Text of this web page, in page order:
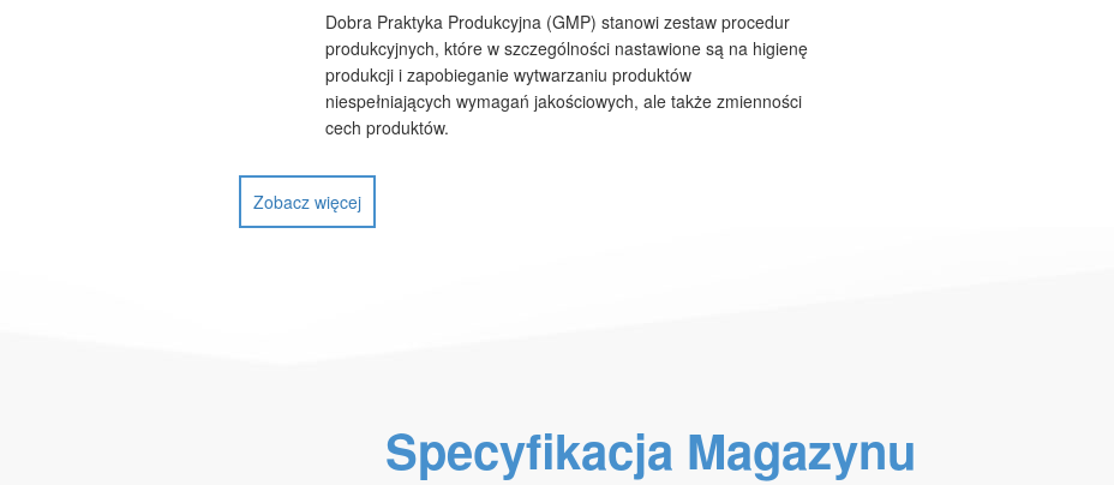
Dobra Praktyka Produkcyjna (GMP) stanowi zestaw procedur
produkcyjnych, które w szczególności nastawione są na higienę
produkcji i zapobieganie wytwarzaniu produktów
niespełniających wymagań jakościowych, ale także zmienności
cech produktów.
Zobacz więcej
Specyfikacja Magazynu